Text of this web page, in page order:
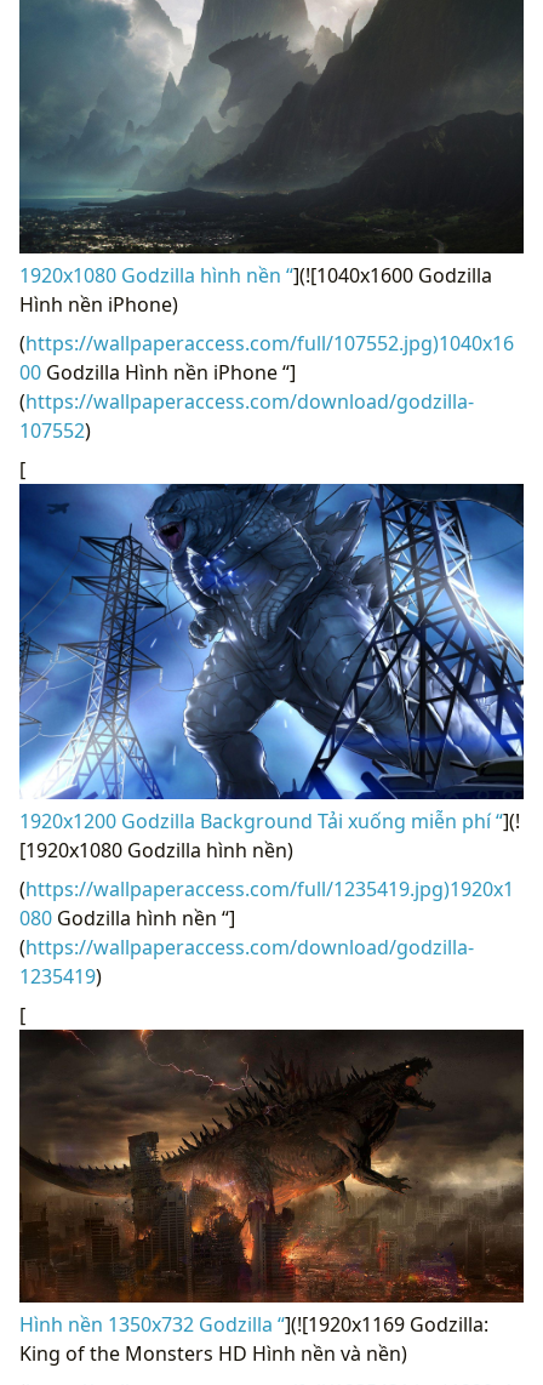
1920x1080 Godzilla hình nền “](![1040x1600 Godzilla
Hình nền iPhone)
(https://wallpaperaccess.com/full/107552.jpg)1040x16
00 Godzilla Hình nền iPhone “]
(https://wallpaperaccess.com/download/godzilla-
107552)
[
1920x1200 Godzilla Background Tải xuống miễn phí “](!
[1920x1080 Godzilla hình nền)
(https://wallpaperaccess.com/full/1235419.jpg)1920x1
080 Godzilla hình nền “]
(https://wallpaperaccess.com/download/godzilla-
1235419)
[
Hình nền 1350x732 Godzilla “](![1920x1169 Godzilla:
King of the Monsters HD Hình nền và nền)